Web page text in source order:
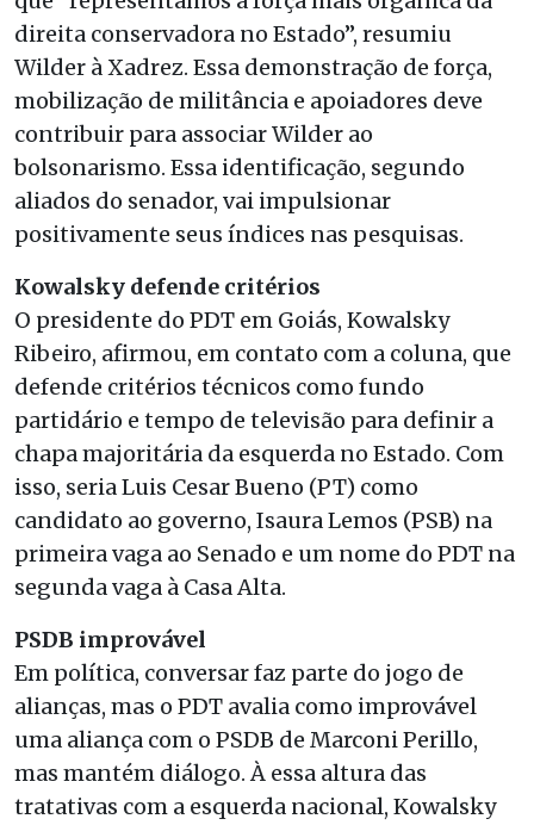
direita conservadora no Estado”, resumiu
Wilder à Xadrez. Essa demonstração de força,
mobilização de militância e apoiadores deve
contribuir para associar Wilder ao
bolsonarismo. Essa identificação, segundo
aliados do senador, vai impulsionar
positivamente seus índices nas pesquisas.
Kowalsky defende critérios
O presidente do PDT em Goiás, Kowalsky
Ribeiro, afirmou, em contato com a coluna, que
defende critérios técnicos como fundo
partidário e tempo de televisão para definir a
chapa majoritária da esquerda no Estado. Com
isso, seria Luis Cesar Bueno (PT) como
candidato ao governo, Isaura Lemos (PSB) na
primeira vaga ao Senado e um nome do PDT na
segunda vaga à Casa Alta.
PSDB improvável
Em política, conversar faz parte do jogo de
alianças, mas o PDT avalia como improvável
uma aliança com o PSDB de Marconi Perillo,
mas mantém diálogo. À essa altura das
tratativas com a esquerda nacional, Kowalsky